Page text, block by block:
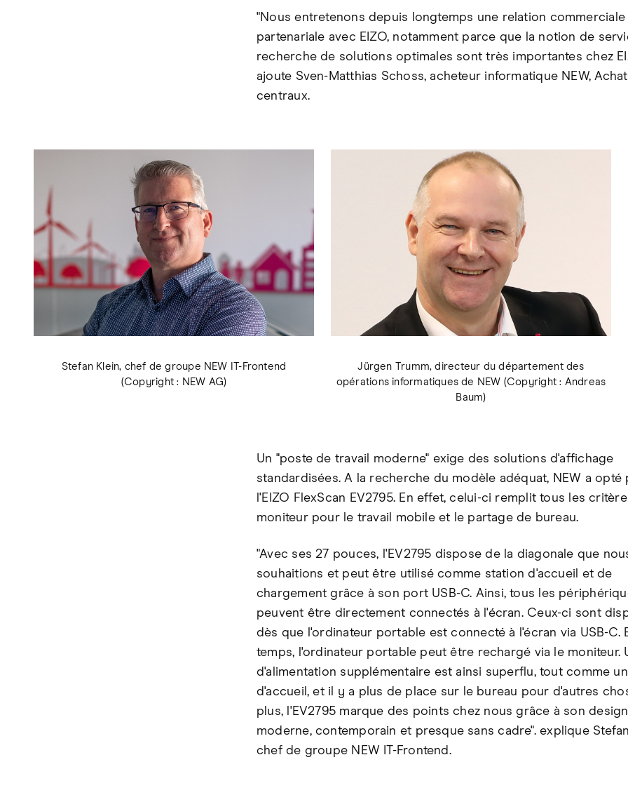
"Nous entretenons depuis longtemps une relation
partenariale avec EIZO, notamment parce que la notion de
recherche de solutions optimales sont très importantes chez
ajoute Sven-Matthias Schoss, acheteur informatique NEW,
centraux.
Stefan Klein, chef de groupe NEW IT-Frontend
(Copyright : NEW AG)
Jürgen Trumm, directeur du département des
opérations informatiques de NEW (Copyright : Andreas
Baum)
Un "poste de travail moderne" exige des solutions d'affichage
standardisées. A la recherche du modèle adéquat, NEW a opté
l'EIZO FlexScan EV2795. En effet, celui-ci remplit tous les
moniteur pour le travail mobile et le partage de bureau.
"Avec ses 27 pouces, l'EV2795 dispose de la diagonale que
souhaitions et peut être utilisé comme station d'accueil et de
chargement grâce à son port USB-C. Ainsi, tous les
peuvent être directement connectés à l'écran. Ceux-ci sont
dès que l'ordinateur portable est connecté à l'écran via USB-C.
temps, l'ordinateur portable peut être rechargé via le moniteur.
d'alimentation supplémentaire est ainsi superflu, tout comme
d'accueil, et il y a plus de place sur le bureau pour d'autres
plus, l'EV2795 marque des points chez nous grâce à son design
moderne, contemporain et presque sans cadre". explique
chef de groupe NEW IT-Frontend.